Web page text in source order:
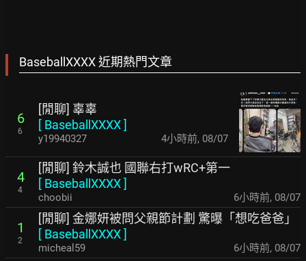
BaseballXXXX 近期熱門文章
6
6
[閒聊] 辜辜
[ BaseballXXXX]
y19940327 4小時前, 08/07
4
4
[閒聊] 鈴木誠也 國聯右打wRC+第一
[ BaseballXXXX]
choobii 6小時前, 08/07
1
2
[閒聊] 金娜妍被問父親節計劃 驚曝「想吃爸爸」
[ BaseballXXXX]
micheal59 6小時前, 08/07